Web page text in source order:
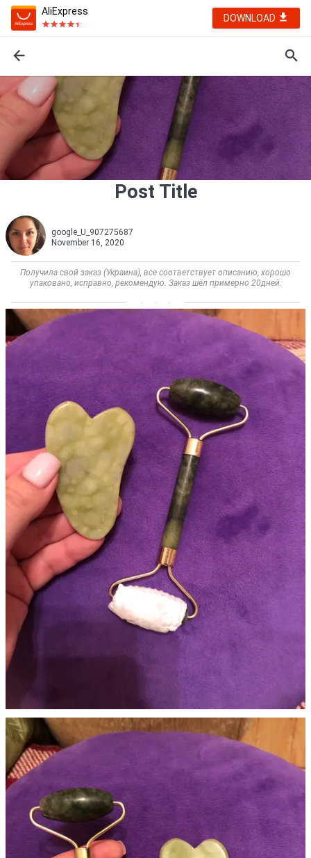
AliExpress
DOWNLOAD
Post Title
google_U_907275687
November 16, 2020
Получила свой заказ (Украина), все соответствует описанию, хорошо
упаковано, исправно, рекомендую. Заказ шёл примерно 20дней.